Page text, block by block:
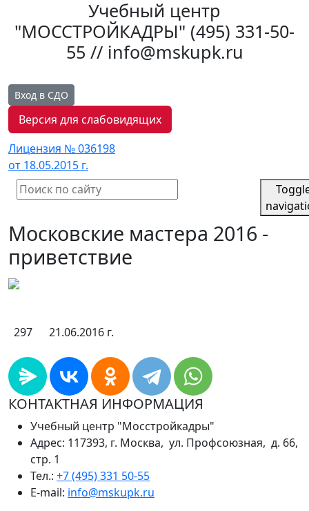
Учебный центр
"МОССТРОЙКАДРЫ" (495) 331-50-
55 // info@mskupk.ru
Вход в СДО
Версия для слабовидящих
Лицензия № 036198
от 18.05.2015 г.
Московские мастера 2016 -
приветствие
297 21.06.2016 г.
КОНТАКТНАЯ ИНФОРМАЦИЯ
Учебный центр "Мосстройкадры"
Адрес: 117393, г. Москва, ул. Профсоюзная, д. 66,
стр. 1
Тел.: +7 (495) 331 50-55
E-mail: info@mskupk.ru